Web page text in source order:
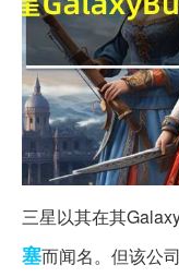
三星以其在其
塞而闻名。但该公